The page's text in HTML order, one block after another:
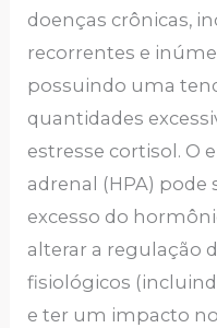
doenças crônicas,
recorrentes e
possuindo uma
quantidades
estresse cortisol. O
adrenal (HPA)
excesso do
alterar a regulação
fisiológicos
e ter um impacto